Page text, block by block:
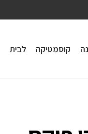
קוסמטיקה לבית